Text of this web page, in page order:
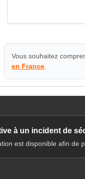
Vous souhaitez
en France
à un incident de
est disponible afin de